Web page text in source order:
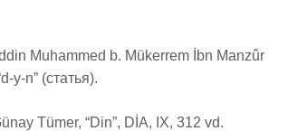
Muhammed b. Mükerrem İbn Manzûr
y-n” (статья).
Tümer, “Din”, DİA, IX, 312 vd.